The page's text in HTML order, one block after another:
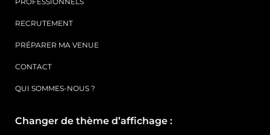
RECRUTEMENT
PRÉPARER MA VENUE
CONTACT
QUI SOMMES-NOUS ?
Changer de thème d’affichage :